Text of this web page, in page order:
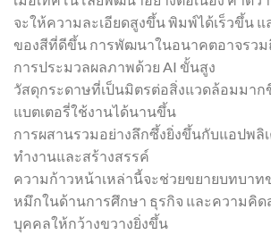
จะให้ความละเอียดสูงขึ้น พิมพ์ได้เร็วขึ้น
ของสีที่ดีขึ้น การพัฒนาในอนาคตอาจรวม
การประมวลผลภาพด้วย AI ขั้นสูง
วัสดุกระดาษที่เป็นมิตรต่อสิ่งแวดล้อมมาก
แบตเตอรี่ใช้งานได้นานขึ้น
การผสานรวมอย่างลึกซึ้งยิ่งขึ้นกับแอปพลิ
ทำงานและสร้างสรรค์
ความก้าวหน้าเหล่านี้จะช่วยขยายบทบาท
หมึกในด้านการศึกษา ธุรกิจ และความคิด
บุคคลให้กว้างขวางยิ่งขึ้น